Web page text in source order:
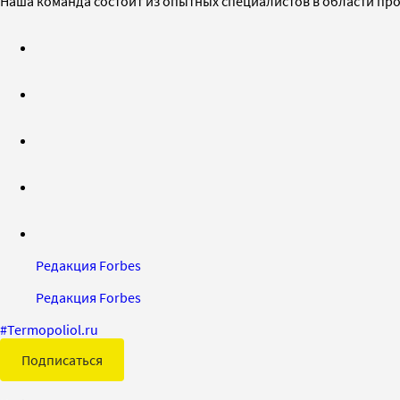
Редакция Forbes
Редакция Forbes
#Termopoliol.ru
Подписаться